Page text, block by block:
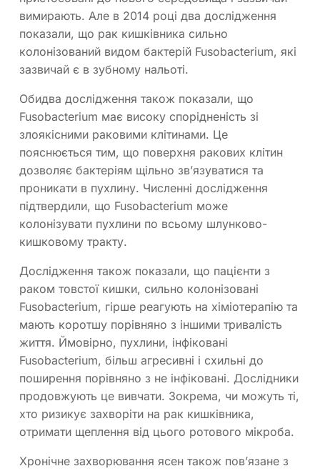
вимирають. Але в 2014 році два дослідження
показали, що рак кишківника сильно
колонізований видом бактерій Fusobacterium, які
зазвичай є в зубному нальоті.
Обидва дослідження також показали, що
Fusobacterium має високу спорідненість зі
злоякісними раковими клітинами. Це
пояснюється тим, що поверхня ракових клітин
дозволяє бактеріям щільно зв’язуватися та
проникати в пухлину. Численні дослідження
підтвердили, що Fusobacterium може
колонізувати пухлини по всьому шлунково-
кишковому тракту.
Дослідження також показали, що пацієнти з
раком товстої кишки, сильно колонізовані
Fusobacterium, гірше реагують на хіміотерапію та
мають коротшу порівняно з іншими тривалість
життя. Ймовірно, пухлини, інфіковані
Fusobacterium, більш агресивні і схильні до
поширення порівняно з не інфіковані. Дослідники
продовжують це вивчати. Зокрема, чи можуть ті,
хто ризикує захворіти на рак кишківника,
отримати щеплення від цього ротового мікроба.
Хронічне захворювання ясен також пов’язане з